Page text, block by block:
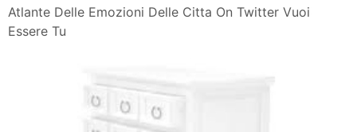
Atlante Delle Emozioni Delle Citta On Twitter Vuoi
Essere Tu